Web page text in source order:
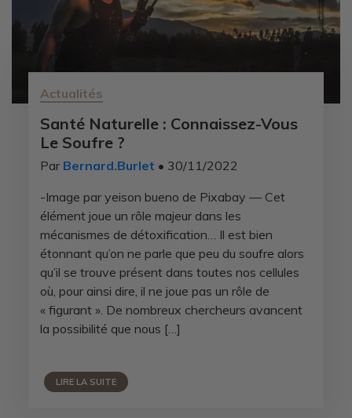
Actualités
Santé Naturelle : Connaissez-Vous
Le Soufre ?
Par Bernard.Burlet • 30/11/2022
-Image par yeison bueno de Pixabay — Cet
élément joue un rôle majeur dans les
mécanismes de détoxification… Il est bien
étonnant qu’on ne parle que peu du soufre alors
qu’il se trouve présent dans toutes nos cellules
où, pour ainsi dire, il ne joue pas un rôle de
« figurant ». De nombreux chercheurs avancent
la possibilité que nous […]
LIRE LA SUITE